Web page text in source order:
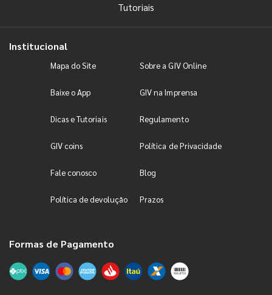
Tutoriais
Institucional
Mapa do Site Sobre a GIV Online
Baixe o App GIV na Imprensa
Dicas e Tutoriais Regulamento
GIV coins Política de Privacidade
Fale conosco Blog
Política de devolução Prazos
Formas de Pagamento